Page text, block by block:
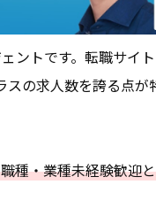
ントです。転職サイ
の求人数を誇る点が
種・業種未経験歓迎